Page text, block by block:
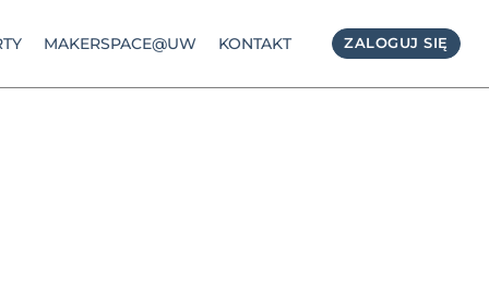
MAKERSPACE@UW KONTAKT ZALOGUJ SIĘ